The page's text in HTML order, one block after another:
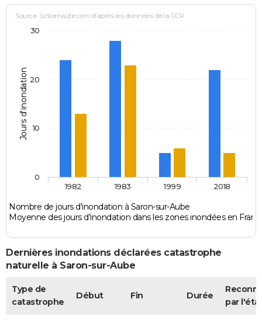
Jours d'inondation
Source : Linternaute.com d'après les données de la CCR
Nombre de jours d'inondation à Saron-sur-Aube
Moyenne des jours d'inondation dans les zones inondées en
1982 1983 1999 2018
0
10
20
30
Dernières inondations déclarées catastrophe
naturelle à Saron-sur-Aube
Type de
catastrophe
Début Fin Durée
par